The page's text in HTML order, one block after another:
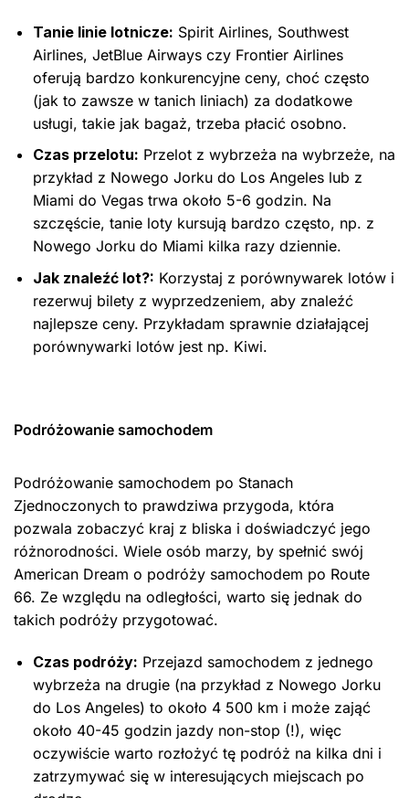
Tanie linie lotnicze: Spirit Airlines, Southwest
Airlines, JetBlue Airways czy Frontier Airlines
oferują bardzo konkurencyjne ceny, choć często
(jak to zawsze w tanich liniach) za dodatkowe
usługi, takie jak bagaż, trzeba płacić osobno.
Czas przelotu: Przelot z wybrzeża na wybrzeże, na
przykład z Nowego Jorku do Los Angeles lub z
Miami do Vegas trwa około 5-6 godzin. Na
szczęście, tanie loty kursują bardzo często, np. z
Nowego Jorku do Miami kilka razy dziennie.
Jak znaleźć lot?: Korzystaj z porównywarek lotów i
rezerwuj bilety z wyprzedzeniem, aby znaleźć
najlepsze ceny. Przykładam sprawnie działającej
porównywarki lotów jest np. Kiwi.
Podróżowanie samochodem
Podróżowanie samochodem po Stanach
Zjednoczonych to prawdziwa przygoda, która
pozwala zobaczyć kraj z bliska i doświadczyć jego
różnorodności. Wiele osób marzy, by spełnić swój
American Dream o podróży samochodem po Route
66. Ze względu na odległości, warto się jednak do
takich podróży przygotować.
Czas podróży: Przejazd samochodem z jednego
wybrzeża na drugie (na przykład z Nowego Jorku
do Los Angeles) to około 4 500 km i może zająć
około 40-45 godzin jazdy non-stop (!), więc
oczywiście warto rozłożyć tę podróż na kilka dni i
zatrzymywać się w interesujących miejscach po